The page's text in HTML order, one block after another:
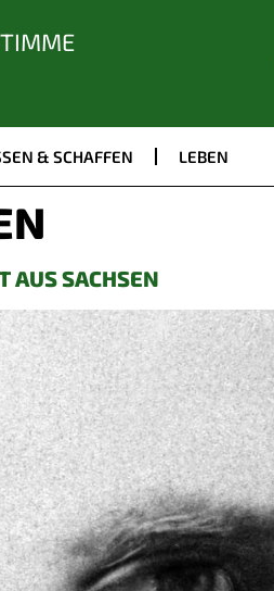
& SCHAFFEN LEBEN
AUS SACHSEN